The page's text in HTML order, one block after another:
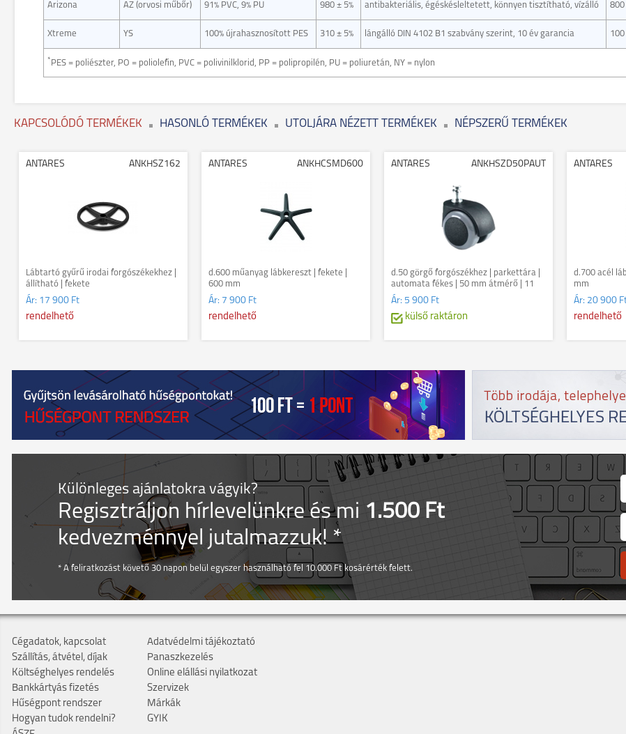
Arizona AZ (orvosi műbőr) 91% PVC, 9% PU 980 ± 5% antibakteriális, égéskésleltetett, könnyen tisztítható, vízálló 800
Xtreme YS 100% újrahasznosított PES 310 ± 5% lángálló DIN 4102 B1 szabvány szerint, 10 év garancia
* PES = poliészter, PO = poliolefin, PVC = polivinilklorid, PP = polipropilén, PU = poliuretán, NY = nylon
KAPCSOLÓDÓ TERMÉKEK HASONLÓ TERMÉKEK UTOLJÁRA NÉZETT TERMÉKEK NÉPSZERŰ TERMÉKEK
ANTARES ANKHSZ162
Lábtartó gyűrű irodai forgószékekhez |
állítható | fekete
Ár: 17 900 Ft
rendelhető
ANTARES ANKHCSMD600
d.600 műanyag lábkereszt | fekete |
600 mm
Ár: 7 900 Ft
rendelhető
ANTARES ANKHSZD50PAUT
d.50 görgő forgószékhez | parkettára |
automata fékes | 50 mm átmérő | 11
mm csap átmérő
Ár: 5 900 Ft
külső raktáron
ANTARES
d.700 acél
mm
Ár: 20 900
rendelhető
Különleges ajánlatokra vágyik?
Regisztráljon hírlevelünkre és mi 1.500 Ft
kedvezménnyel jutalmazzuk! *
* A feliratkozást követő 30 napon belül egyszer használható fel 10.000 Ft kosárérték felett.
Cégadatok, kapcsolat
Szállítás, átvétel, díjak
Költséghelyes rendelés
Bankkártyás fizetés
Hűségpont rendszer
Hogyan tudok rendelni?
Adatvédelmi tájékoztató
Panaszkezelés
Online elállási nyilatkozat
Szervizek
Márkák
GYIK